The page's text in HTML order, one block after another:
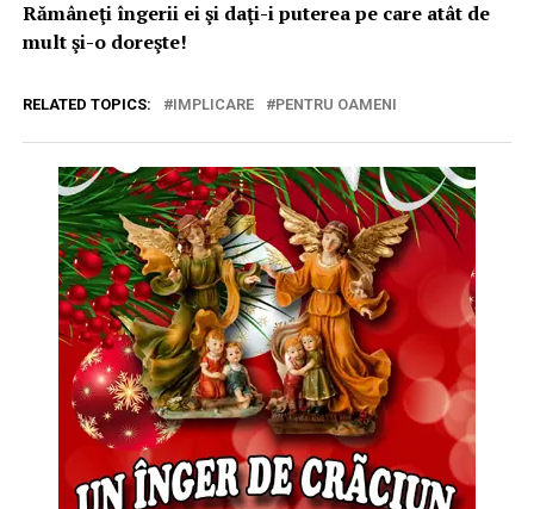
Rămâneţi îngerii ei şi daţi-i puterea pe care atât de
mult şi-o doreşte!
RELATED TOPICS: IMPLICARE PENTRU OAMENI